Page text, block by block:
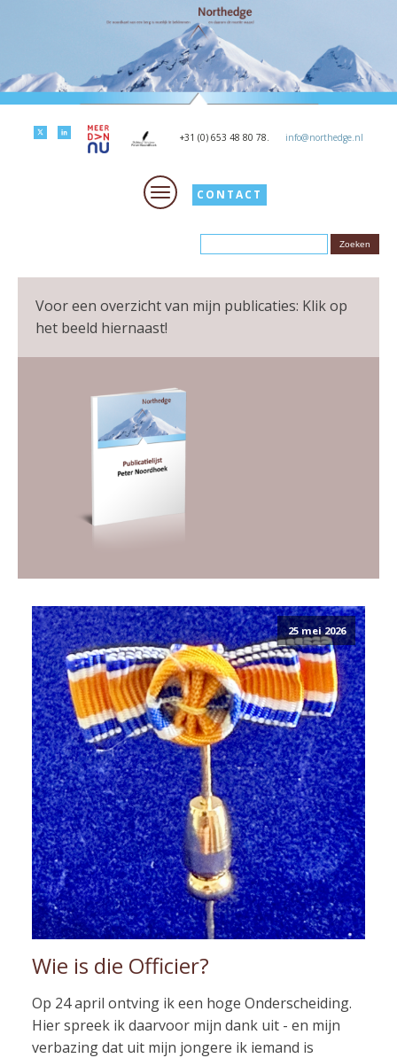
+31 (0) 653 48 80 78. info@northedge.nl
CONTACT
Voor een overzicht van mijn publicaties: Klik op
het beeld hiernaast!
25 mei 2026
Wie is die Officier?
Op 24 april ontving ik een hoge Onderscheiding.
Hier spreek ik daarvoor mijn dank uit - en mijn
verbazing dat uit mijn jongere ik iemand is